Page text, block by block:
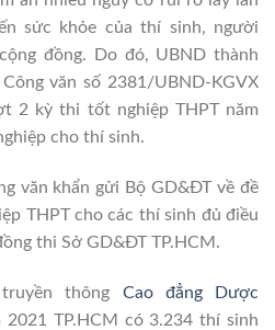
sức khỏe của thí sinh, người
đồng. Do đó, UBND thành
văn số 2381/UBND-KGVX
2 kỳ thi tốt nghiệp THPT năm
cho thí sinh.
văn khẩn gửi Bộ GD&ĐT về đề
THPT cho các thí sinh đủ điều
thi Sở GD&ĐT TP.HCM.
thông Cao đẳng Dược
TP.HCM có 3.234 thí sinh